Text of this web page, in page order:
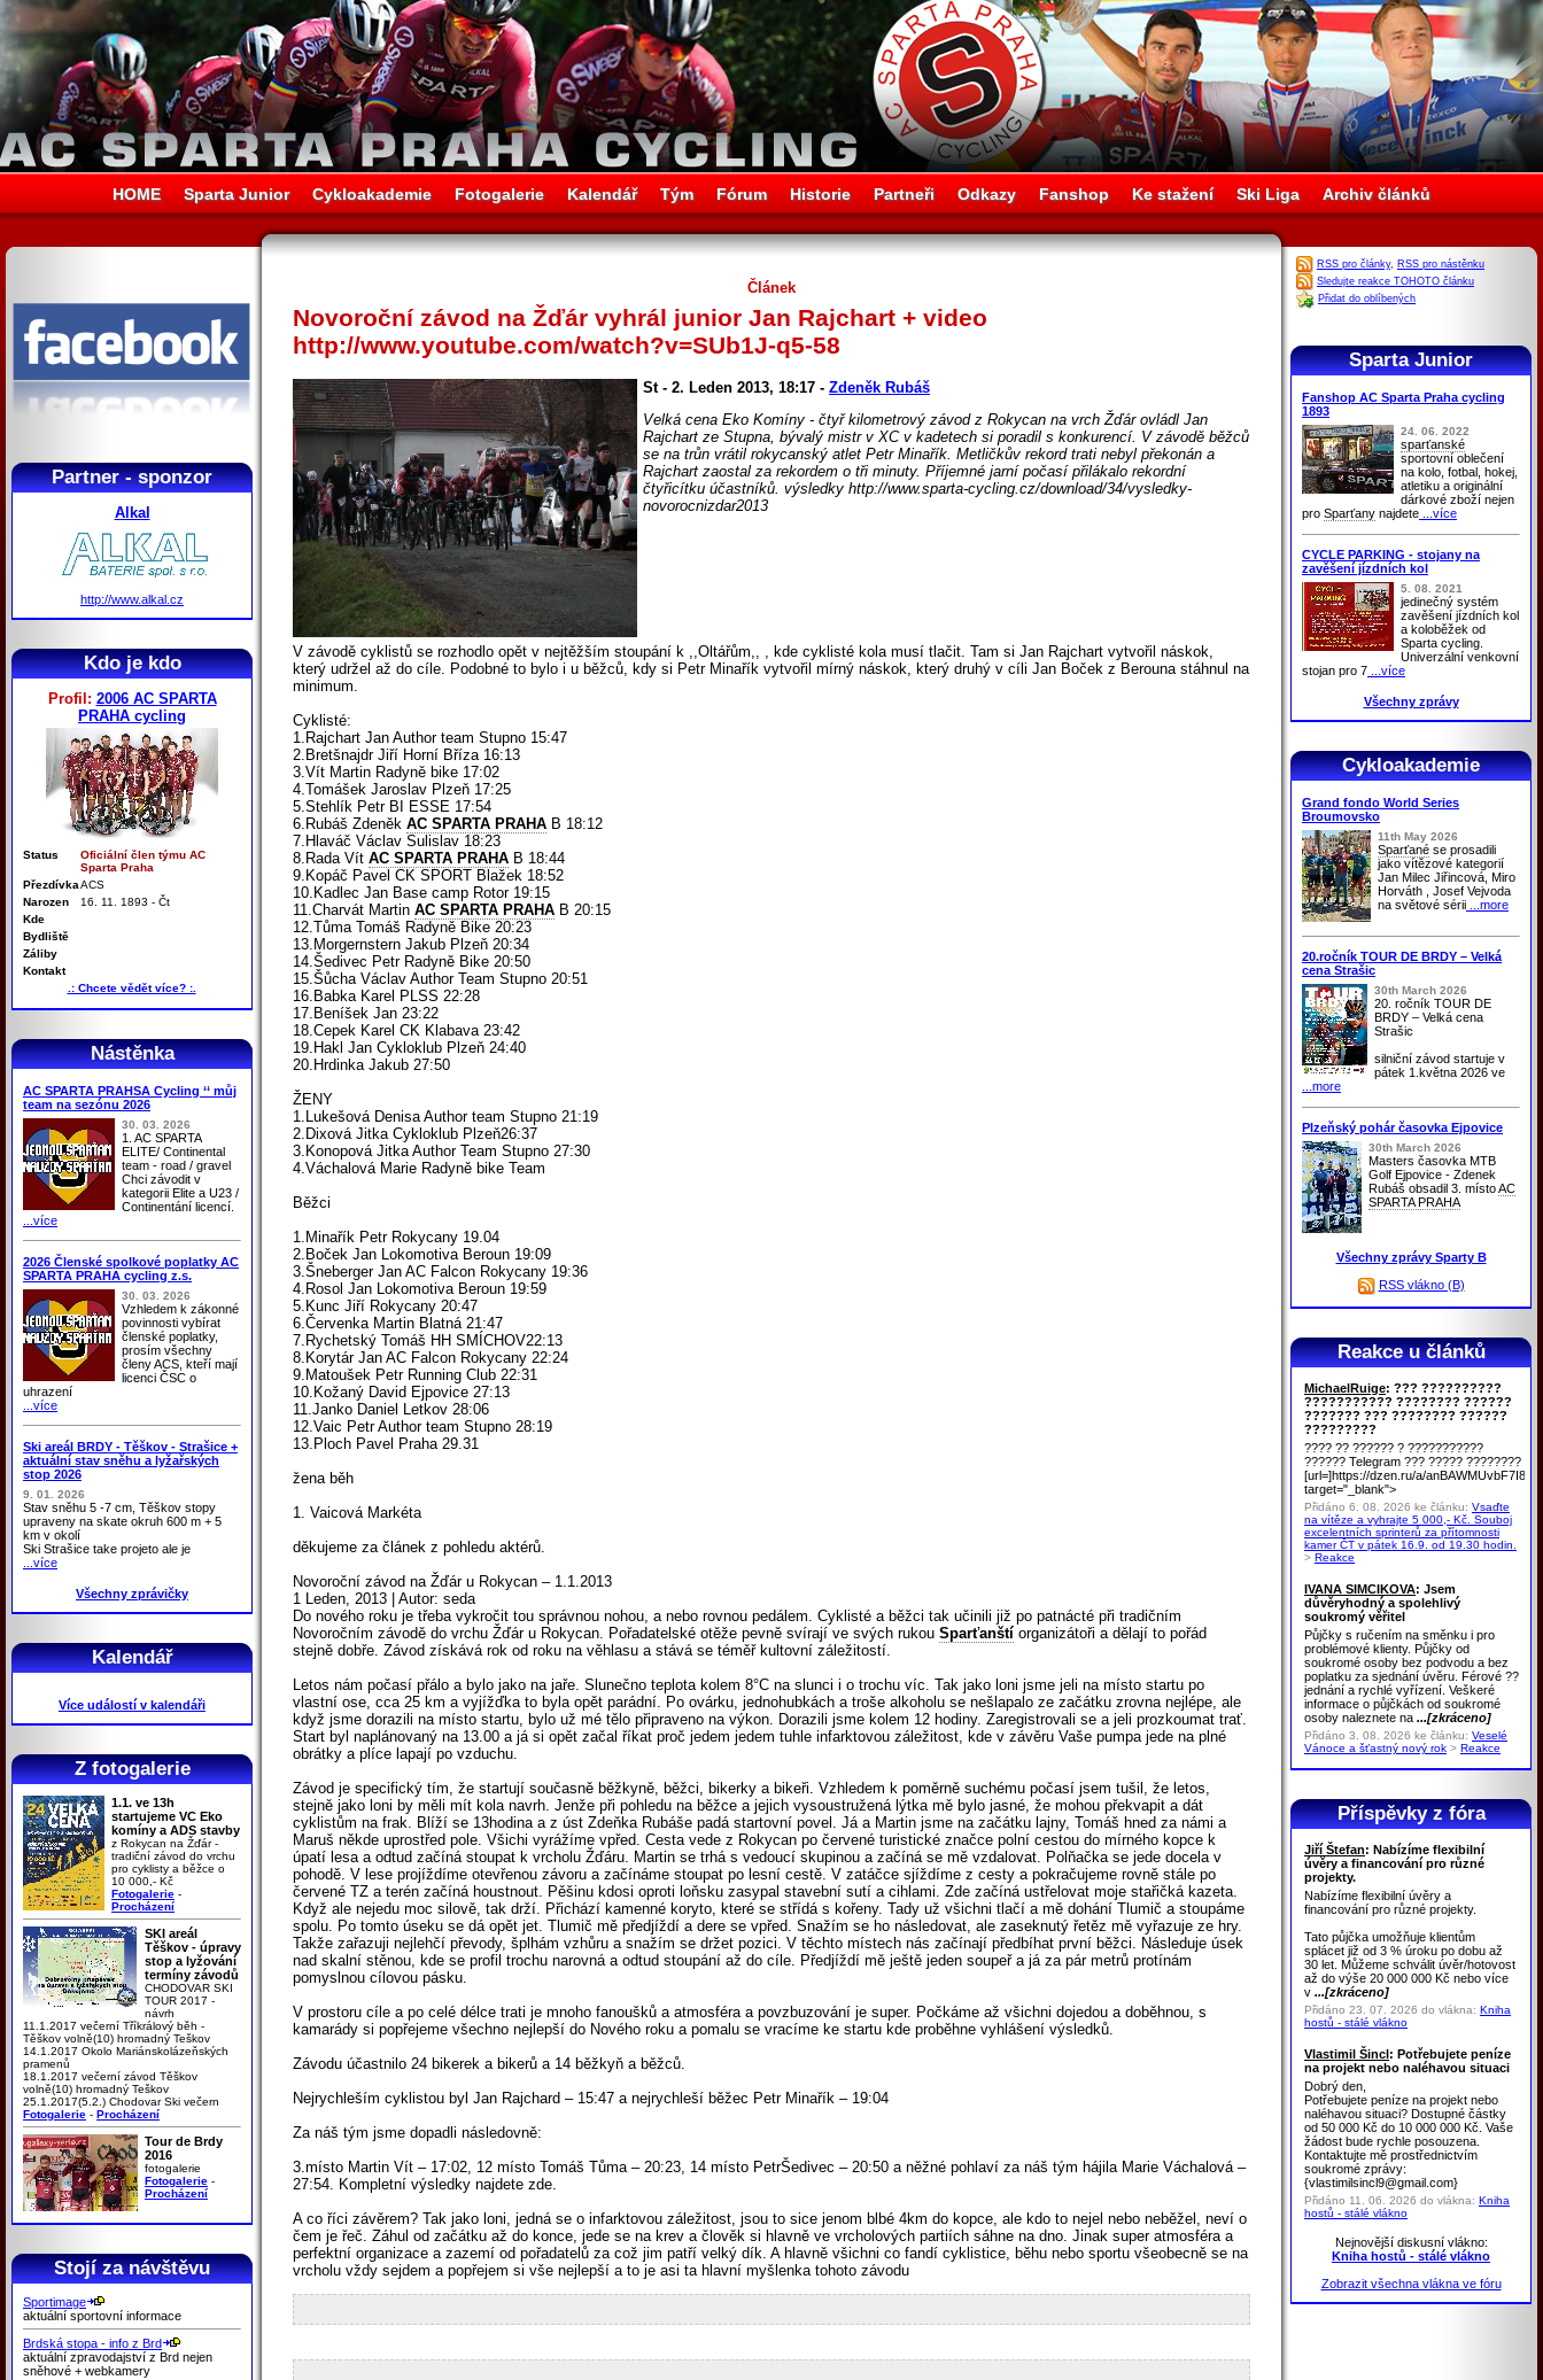
HOME Sparta Junior Cykloakademie Fotogalerie Kalendář Tým Fórum Historie Partneři Odkazy Fanshop Ke stažení Ski Liga Archiv článků
Partner - sponzor
Alkal
http://www.alkal.cz
Kdo je kdo
Profil: 2006 AC SPARTA
PRAHA cycling
Status
Oficiální člen týmu AC
Sparta Praha
PřezdívkaACS
Narozen
16. 11. 1893 - Čt
Kde
Bydliště
Záliby
Kontakt
.: Chcete vědět více? :.
Nástěnka
AC SPARTA PRAHSA Cycling ‘‘ můj
team na sezónu 2026
30. 03. 2026
1. AC SPARTA
ELITE/ Continental
team - road / gravel
Chci závodit v
kategorii Elite a U23 /
Continentání licencí.
...více
2026 Členské spolkové poplatky AC
SPARTA PRAHA cycling z.s.
30. 03. 2026
Vzhledem k zákonné
povinnosti vybírat
členské poplatky,
prosím všechny
členy ACS, kteří mají
licenci ČSC o
uhrazení
...více
Ski areál BRDY - Těškov - Strašice +
aktuální stav sněhu a lyžařských
stop 2026
9. 01. 2026
Stav sněhu 5 -7 cm, Těškov stopy
upraveny na skate okruh 600 m + 5
km v okolí
Ski Strašice take projeto ale je
...více
Všechny zprávičky
Kalendář
Více událostí v kalendáři
Z fotogalerie
1.1. ve 13h
startujeme VC Eko
komíny a ADS stavby
z Rokycan na Žďár -
tradiční závod do vrchu
pro cyklisty a běžce o
10 000,- Kč
Fotogalerie -
Procházení
SKI areál
Těškov - úpravy
stop a lyžování
termíny závodů
CHODOVAR SKI
TOUR 2017 -
návrh
11.1.2017 večerní Tříkrálový běh -
Těškov volně(10) hromadný Teškov
14.1.2017 Okolo Mariánskolázeňských
pramenů
18.1.2017 večerní závod Těškov
volně(10) hromadný Teškov
25.1.2017(5.2.) Chodovar Ski večern
Fotogalerie - Procházení
Tour de Brdy
2016
fotogalerie
Fotogalerie -
Procházení
Stojí za návštěvu
Sportimage
aktuální sportovní informace
Brdská stopa - info z Brd
aktuální zpravodajství z Brd nejen
sněhové + webkamery
Článek
Novoroční závod na Žďár vyhrál junior Jan Rajchart + video
http://www.youtube.com/watch?v=SUb1J-q5-58
St - 2. Leden 2013, 18:17 - Zdeněk Rubáš
Velká cena Eko Komíny - čtyř kilometrový závod z Rokycan na vrch Žďár ovládl Jan
Rajchart ze Stupna, bývalý mistr v XC v kadetech si poradil s konkurencí. V závodě běžců
se na trůn vrátil rokycanský atlet Petr Minařík. Metličkův rekord trati nebyl překonán a
Rajchart zaostal za rekordem o tři minuty. Příjemné jarní počasí přilákalo rekordní
čtyřicítku účastníků. výsledky http://www.sparta-cycling.cz/download/34/vysledky-
novorocnizdar2013
V závodě cyklistů se rozhodlo opět v nejtěžším stoupání k ,,Oltářům,, , kde cyklisté kola musí tlačit. Tam si Jan Rajchart vytvořil náskok,
který udržel až do cíle. Podobné to bylo i u běžců, kdy si Petr Minařík vytvořil mírný náskok, který druhý v cíli Jan Boček z Berouna stáhnul na
minimum.
Cyklisté:
1.Rajchart Jan Author team Stupno 15:47
2.Bretšnajdr Jiří Horní Bříza 16:13
3.Vít Martin Radyně bike 17:02
4.Tomášek Jaroslav Plzeň 17:25
5.Stehlík Petr BI ESSE 17:54
6.Rubáš Zdeněk AC SPARTA PRAHA B 18:12
7.Hlaváč Václav Sulislav 18:23
8.Rada Vít AC SPARTA PRAHA B 18:44
9.Kopáč Pavel CK SPORT Blažek 18:52
10.Kadlec Jan Base camp Rotor 19:15
11.Charvát Martin AC SPARTA PRAHA B 20:15
12.Tůma Tomáš Radyně Bike 20:23
13.Morgernstern Jakub Plzeň 20:34
14.Šedivec Petr Radyně Bike 20:50
15.Šůcha Václav Author Team Stupno 20:51
16.Babka Karel PLSS 22:28
17.Beníšek Jan 23:22
18.Cepek Karel CK Klabava 23:42
19.Hakl Jan Cykloklub Plzeň 24:40
20.Hrdinka Jakub 27:50
ŽENY
1.Lukešová Denisa Author team Stupno 21:19
2.Dixová Jitka Cykloklub Plzeň26:37
3.Konopová Jitka Author Team Stupno 27:30
4.Váchalová Marie Radyně bike Team
Běžci
1.Minařík Petr Rokycany 19.04
2.Boček Jan Lokomotiva Beroun 19:09
3.Šneberger Jan AC Falcon Rokycany 19:36
4.Rosol Jan Lokomotiva Beroun 19:59
5.Kunc Jiří Rokycany 20:47
6.Červenka Martin Blatná 21:47
7.Rychetský Tomáš HH SMÍCHOV22:13
8.Korytár Jan AC Falcon Rokycany 22:24
9.Matoušek Petr Running Club 22:31
10.Kožaný David Ejpovice 27:13
11.Janko Daniel Letkov 28:06
12.Vaic Petr Author team Stupno 28:19
13.Ploch Pavel Praha 29.31
žena běh
1. Vaicová Markéta
děkujeme za článek z pohledu aktérů.
Novoroční závod na Žďár u Rokycan – 1.1.2013
1 Leden, 2013 | Autor: seda
Do nového roku je třeba vykročit tou správnou nohou, a nebo rovnou pedálem. Cyklisté a běžci tak učinili již po patnácté při tradičním
Novoročním závodě do vrchu Žďár u Rokycan. Pořadatelské otěže pevně svírají ve svých rukou Sparťanští organizátoři a dělají to pořád
stejně dobře. Závod získává rok od roku na věhlasu a stává se téměř kultovní záležitostí.
Letos nám počasí přálo a bylo jako na jaře. Slunečno teplota kolem 8°C na slunci i o trochu víc. Tak jako loni jsme jeli na místo startu po
vlastní ose, cca 25 km a vyjížďka to byla opět parádní. Po ovárku, jednohubkách a troše alkoholu se nešlapalo ze začátku zrovna nejlépe, ale
když jsme dorazili na místo startu, bylo už mé tělo připraveno na výkon. Dorazili jsme kolem 12 hodiny. Zaregistrovali se a jeli prozkoumat trať.
Start byl naplánovaný na 13.00 a já si opět začal říkat proč jedem jedem tuhle infarktovou záležitost, kde v závěru Vaše pumpa jede na plné
obrátky a plíce lapají po vzduchu.
Závod je specifický tím, že startují současně běžkyně, běžci, bikerky a bikeři. Vzhledem k poměrně suchému počasí jsem tušil, že letos,
stejně jako loni by měli mít kola navrh. Jenže při pohledu na běžce a jejich vysoustružená lýtka mě bylo jasné, že mohou překvapit a dát
cyklistům na frak. Blíží se 13hodina a z úst Zdeňka Rubáše padá startovní povel. Já a Martin jsme na začátku lajny, Tomáš hned za námi a
Maruš někde uprostřed pole. Všichi vyrážíme vpřed. Cesta vede z Rokycan po červené turistické značce polní cestou do mírného kopce k
úpatí lesa a odtud začíná stoupat k vrcholu Žďáru. Martin se trhá s vedoucí skupinou a začíná se mě vzdalovat. Polňačka se jede docela v
pohodě. V lese projíždíme otevřenou závoru a začínáme stoupat po lesní cestě. V zatáčce sjíždíme z cesty a pokračujeme rovně stále po
červené TZ a terén začíná houstnout. Pěšinu kdosi oproti loňsku zasypal stavební sutí a cihlami. Zde začíná ustřelovat moje stařičká kazeta.
Když ale nejedu moc silově, tak drží. Přichází kamenné koryto, které se střídá s kořeny. Tady už všichni tlačí a mě dohání Tlumič a stoupáme
spolu. Po tomto úseku se dá opět jet. Tlumič mě předjíždí a dere se vpřed. Snažím se ho následovat, ale zaseknutý řetěz mě vyřazuje ze hry.
Takže zařazuji nejlehčí převody, šplhám vzhůru a snažím se držet pozici. V těchto místech nás začínají předbíhat první běžci. Následuje úsek
nad skalní stěnou, kde se profil trochu narovná a odtud stoupání až do cíle. Předjíždí mě ještě jeden soupeř a já za pár metrů protínám
pomyslnou cílovou pásku.
V prostoru cíle a po celé délce trati je mnoho fanoušků a atmosféra a povzbuzování je super. Počkáme až všichni dojedou a doběhnou, s
kamarády si popřejeme všechno nejlepší do Nového roku a pomalu se vracíme ke startu kde proběhne vyhlášení výsledků.
Závodu účastnilo 24 bikerek a bikerů a 14 běžkyň a běžců.
Nejrychleším cyklistou byl Jan Rajchard – 15:47 a nejrychleší běžec Petr Minařík – 19:04
Za náš tým jsme dopadli následovně:
3.místo Martin Vít – 17:02, 12 místo Tomáš Tůma – 20:23, 14 místo PetrŠedivec – 20:50 a něžné pohlaví za náš tým hájila Marie Váchalová –
27:54. Kompletní výsledky najdete zde.
A co říci závěrem? Tak jako loni, jedná se o infarktovou záležitost, jsou to sice jenom blbé 4km do kopce, ale kdo to nejel nebo neběžel, neví o
čem je řeč. Záhul od začátku až do konce, jede se na krev a člověk si hlavně ve vrcholových partiích sáhne na dno. Jinak super atmosféra a
perfektní organizace a zazemí od pořadatelů za což jim patří velký dík. A hlavně všichni co fandí cyklistice, běhu nebo sportu všeobecně se na
vrcholu vždy sejdem a popřejem si vše nejlepší a to je asi ta hlavní myšlenka tohoto závodu
RSS pro články, RSS pro nástěnku
Sledujte reakce TOHOTO článku
Přidat do oblíbených
Sparta Junior
Fanshop AC Sparta Praha cycling
1893
24. 06. 2022
sparťanské
sportovní oblečení
na kolo, fotbal, hokej,
atletiku a originální
dárkové zboží nejen
pro Sparťany najdete ...více
CYCLE PARKING - stojany na
zavěšení jízdních kol
5. 08. 2021
jedinečný systém
zavěšení jízdních kol
a koloběžek od
Sparta cycling.
Univerzální venkovní
stojan pro 7 ...více
Všechny zprávy
Cykloakademie
Grand fondo World Series
Broumovsko
11th May 2026
Sparťané se prosadili
jako vítězové kategorií
Jan Milec Jiřincová, Miro
Horváth , Josef Vejvoda
na světové sérii ...more
20.ročník TOUR DE BRDY – Velká
cena Strašic
30th March 2026
20. ročník TOUR DE
BRDY – Velká cena
Strašic
silniční závod startuje v
pátek 1.května 2026 ve
...more
Plzeňský pohár časovka Ejpovice
30th March 2026
Masters časovka MTB
Golf Ejpovice - Zdenek
Rubáš obsadil 3. místoAC
SPARTA PRAHA
Všechny zprávy Sparty B
RSS vlákno (B)
Reakce u článků
MichaelRuige: ??? ??????????
??????????? ???????? ??????
??????? ??? ???????? ??????
?????????
???? ?? ?????? ? ???????????
?????? Telegram ??? ????? ????????
[url=]https://dzen.ru/a/
target="_blank">
Přidáno 6. 08. 2026 ke článku: Vsaďte
na vítěze a vyhrajte 5 000,- Kč. Souboj
excelentních sprinterů za přítomnosti
kamer ČT v pátek 16.9. od 19.30 hodin.
> Reakce
IVANA SIMCIKOVA: Jsem
důvěryhodný a spolehlivý
soukromý věřitel
Půjčky s ručením na směnku i pro
problémové klienty. Půjčky od
soukromé osoby bez podvodu a bez
poplatku za sjednání úvěru. Férové ??
jednání a rychlé vyřízení. Veškeré
informace o půjčkách od soukromé
osoby naleznete na ...[zkráceno]
Přidáno 3. 08. 2026 ke článku: Veselé
Vánoce a šťastný nový rok > Reakce
Příspěvky z fóra
Jiří Štefan: Nabízíme flexibilní
úvěry a financování pro různé
projekty.
Nabízíme flexibilní úvěry a
financování pro různé projekty.
Tato půjčka umožňuje klientům
splácet již od 3 % úroku po dobu až
30 let. Můžeme schválit úvěr/hotovost
až do výše 20 000 000 Kč nebo více
v ...[zkráceno]
Přidáno 23. 07. 2026 do vlákna: Kniha
hostů - stálé vlákno
Vlastimil Šincl: Potřebujete peníze
na projekt nebo naléhavou situaci
Dobrý den,
Potřebujete peníze na projekt nebo
naléhavou situaci? Dostupné částky
od 50 000 Kč do 10 000 000 Kč. Vaše
žádost bude rychle posouzena.
Kontaktujte mě prostřednictvím
soukromé zprávy:
{vlastimilsincl9@gmail.com}
Přidáno 11. 06. 2026 do vlákna: Kniha
hostů - stálé vlákno
Nejnovější diskusní vlákno:
Kniha hostů - stálé vlákno
Zobrazit všechna vlákna ve fóru